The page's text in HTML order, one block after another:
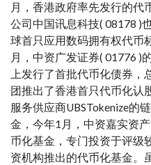
月，香港政府率先发行的代
公司中国讯息科技( 08178 )
球首只应用数码拥有权代币
月，中资广发证券( 01776 )
上发行了首批代币化债券
团推出了香港首只代币化认
服务供应商UBSTokenize的
金，今年1月，中资嘉实资
币化基金，专门投资于评级
资机构推出的代币化基金。